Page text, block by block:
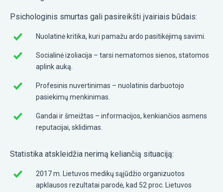
Psichologinis smurtas gali pasireikšti įvairiais būdais:
Nuolatinė kritika, kuri pamažu ardo pasitikėjimą savimi.
Socialinė izoliacija – tarsi nematomos sienos, statomos
aplink auką.
Profesinis nuvertinimas – nuolatinis darbuotojo
pasiekimų menkinimas.
Gandai ir šmeižtas – informacijos, kenkiančios asmens
reputacijai, sklidimas.
Statistika atskleidžia nerimą keliančią situaciją:
2017 m. Lietuvos medikų sąjūdžio organizuotos
apklausos rezultatai parodė, kad 52 proc. Lietuvos